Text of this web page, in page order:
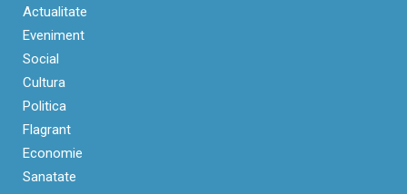
Actualitate
Eveniment
Social
Cultura
Politica
Flagrant
Economie
Sanatate